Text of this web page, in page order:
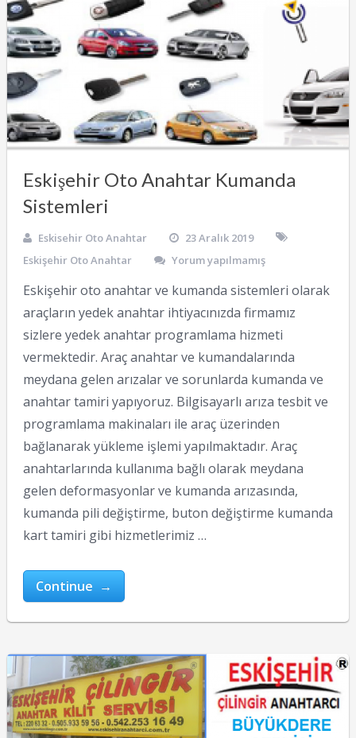
Eskişehir Oto Anahtar Kumanda
Sistemleri
Eskisehir Oto Anahtar
23 Aralık 2019
Eskişehir Oto Anahtar
Yorum yapılmamış
Eskişehir oto anahtar ve kumanda sistemleri olarak
araçların yedek anahtar ihtiyacınızda firmamız
sizlere yedek anahtar programlama hizmeti
vermektedir. Araç anahtar ve kumandalarında
meydana gelen arızalar ve sorunlarda kumanda ve
anahtar tamiri yapıyoruz. Bilgisayarlı arıza tesbit ve
programlama makinaları ile araç üzerinden
bağlanarak yükleme işlemi yapılmaktadır. Araç
anahtarlarında kullanıma bağlı olarak meydana
gelen deformasyonlar ve kumanda arızasında,
kumanda pili değiştirme, buton değiştirme kumanda
kart tamiri gibi hizmetlerimiz …
Continue →